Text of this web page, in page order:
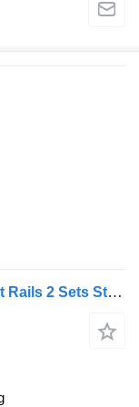
Schmitz Cargobull Trailer Reefer Meat Rails 2 Sets Straight